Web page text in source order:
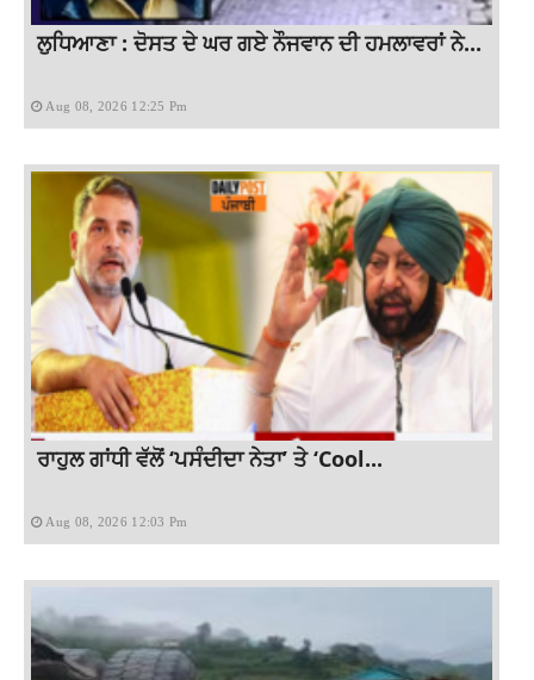
ਲੁਧਿਆਣਾ : ਦੋਸਤ ਦੇ ਘਰ ਗਏ ਨੌਜਵਾਨ ਦੀ ਹਮਲਾਵਰਾਂ ਨੇ...
Aug 08, 2026 12:25 Pm
ਰਾਹੁਲ ਗਾਂਧੀ ਵੱਲੋਂ ‘ਪਸੰਦੀਦਾ ਨੇਤਾ’ ਤੇ ‘Cool...
Aug 08, 2026 12:03 Pm